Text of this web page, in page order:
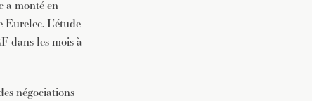
a monté en
L’étude
dans les mois à
négociations